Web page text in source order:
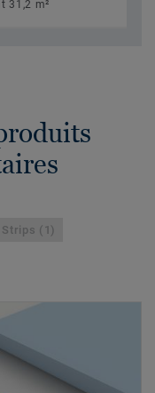
31,2 m²
(1)